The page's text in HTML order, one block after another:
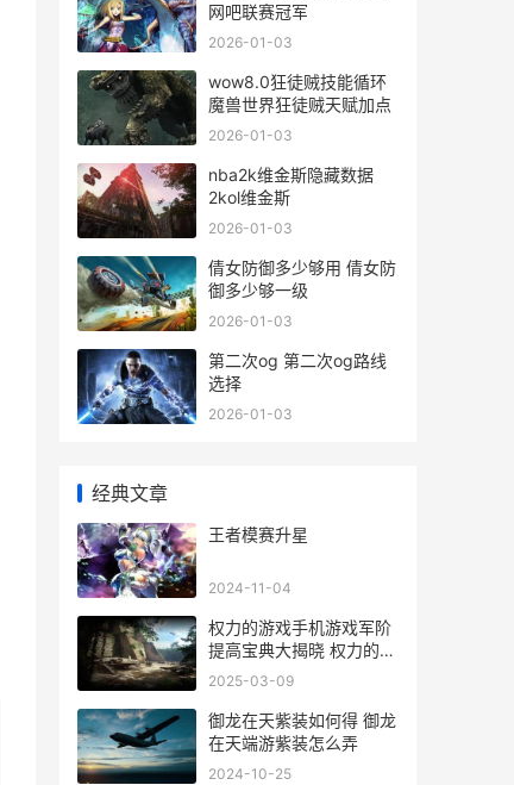
网吧联赛冠军
2026-01-03
wow8.0狂徒贼技能循环
魔兽世界狂徒贼天赋加点
2026-01-03
nba2k维金斯隐藏数据
2kol维金斯
2026-01-03
倩女防御多少够用 倩女防
御多少够一级
2026-01-03
第二次og 第二次og路线
选择
2026-01-03
经典文章
王者模赛升星
2024-11-04
权力的游戏手机游戏军阶
提高宝典大揭晓 权力的游
戏手机版免费观看
2025-03-09
御龙在天紫装如何得 御龙
在天端游紫装怎么弄
2024-10-25